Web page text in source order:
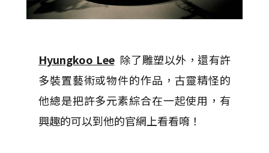
Hyungkoo Lee 除了雕塑以外，還有許
多裝置藝術或物件的作品，古靈精怪的
他總是把許多元素綜合在一起使用，有
興趣的可以到他的官網上看看唷！